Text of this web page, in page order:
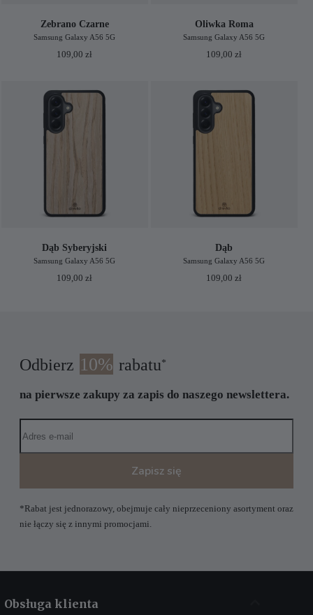
Zebrano Czarne
Samsung Galaxy A56 5G
109,00zł
Oliwka Roma
Samsung Galaxy A56 5G
109,00zł
Dąb Syberyjski
Samsung Galaxy A56 5G
109,00zł
Dąb
Samsung Galaxy A56 5G
109,00zł
Odbierz 10% rabatu *
na pierwsze zakupy za zapis do naszego newslettera.
Zapisz się
*Rabat jest jednorazowy, obejmuje cały nieprzeceniony asortyment oraz
nie łączy się z innymi promocjami.
Obsługa klienta